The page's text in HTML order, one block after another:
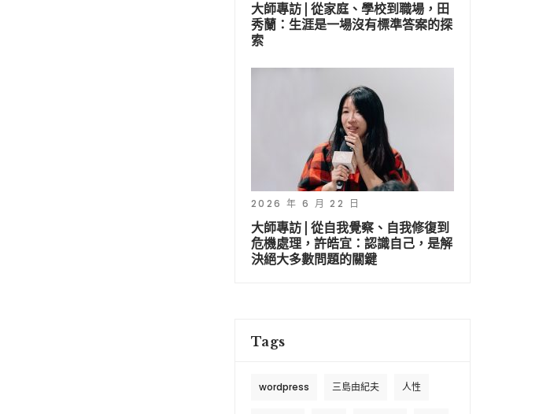
大師專訪 | 從家庭、學校到職場，田
秀蘭：生涯是一場沒有標準答案的探
索
2026 年 6 月 22 日
大師專訪 | 從自我覺察、自我修復到
危機處理，許皓宜：認識自己，是解
決絕大多數問題的關鍵
Tags
wordpress 三島由紀夫 人性